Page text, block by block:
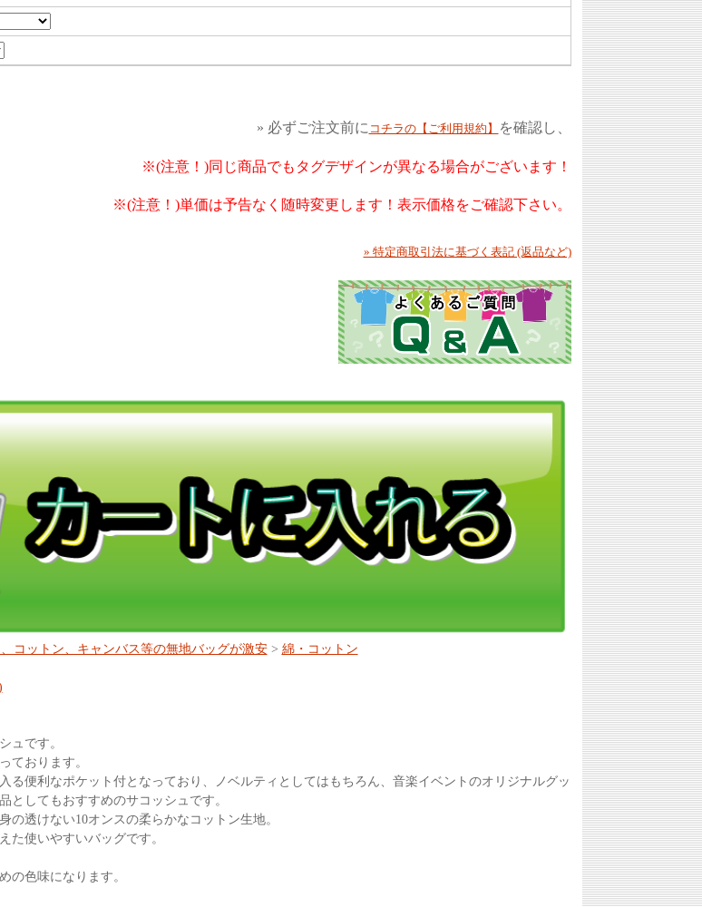
» 必ずご注文前に コチラの【ご利用規約】 を確認し、
※(注意！)同じ商品でもタグデザインが異なる場合がございます！
※(注意！)単価は予告なく随時変更します！表示価格をご確認下さい。
» 特定商取引法に基づく表記 (返品など)
コットン、キャンバス等の無地バッグが激安> 綿・コットン
ュです。
ております。
る便利なポケット付となっており、ノベルティとしてはもちろん、音楽イベントのオリジナルグッ
としてもおすすめのサコッシュです。
の透けない10オンスの柔らかなコットン生地。
た使いやすいバッグです。
の色味になります。